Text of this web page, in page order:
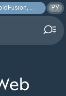
Критически опасная уязвимость в Adobe ColdFusion, позволяющая получить доступ к произвольным файлам: CVE-2026-48282 РУ